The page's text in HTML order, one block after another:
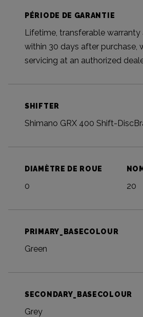
PÉRIODE DE GARANTIE
Lifetime, transferable
within 30 days after purchase,
servicing at an authorized
SHIFTER
Shimano GRX 400 Shift-
DIAMÈTRE DE ROUE
0 20
PRIMARY_BASECOLOUR
Green
SECONDARY_BASECOLOUR
Grey